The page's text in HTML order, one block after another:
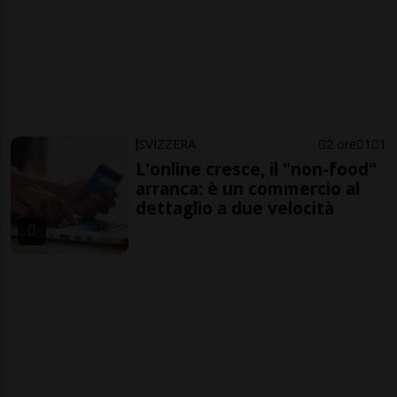
SVIZZERA 2 ore 1 1
L'online cresce, il "non-food"
arranca: è un commercio al
dettaglio a due velocità